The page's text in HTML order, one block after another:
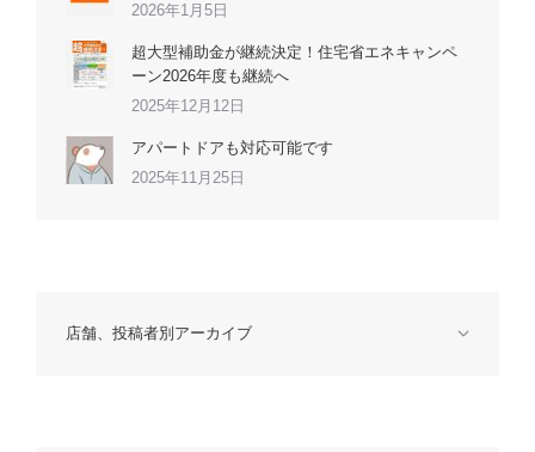
2026年1月5日
超大型補助金が継続決定！住宅省エネキャンペ
ーン2026年度も継続へ
2025年12月12日
アパートドアも対応可能です
2025年11月25日
店舗、投稿者別アーカイブ